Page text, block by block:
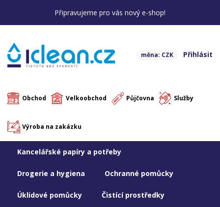
Připravujeme pro vás nový e-shop!
Přihlásit
měna: CZK
Obchod Velkoobchod Půjčovna Služby
Výroba na zakázku
Kancelářské papíry a potřeby
Drogerie a hygiena Ochranné pomůcky
Úklidové pomůcky Čistící prostředky